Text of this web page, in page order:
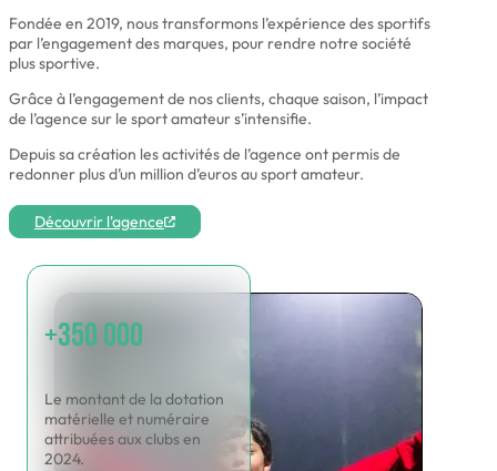
Fondée en 2019, nous transformons l’expérience des sportifs
par l’engagement des marques, pour rendre notre société
plus sportive.
Grâce à l’engagement de nos clients, chaque saison, l’impact
de l’agence sur le sport amateur s’intensifie.
Depuis sa création les activités de l’agence ont permis de
redonner plus d’un million d’euros au sport amateur.
Découvrir l'agence
+350 000
Le montant de la dotation
matérielle et numéraire
attribuées aux clubs en
2024.